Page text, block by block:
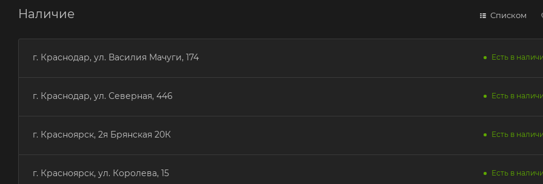
Наличие Списком
г. Краснодар, ул. Василия Мачуги, 174 Есть в
г. Краснодар, ул. Северная, 446 Есть в
г. Красноярск, 2я Брянская 20К Есть в
г. Красноярск, ул. Королева, 15 Есть в